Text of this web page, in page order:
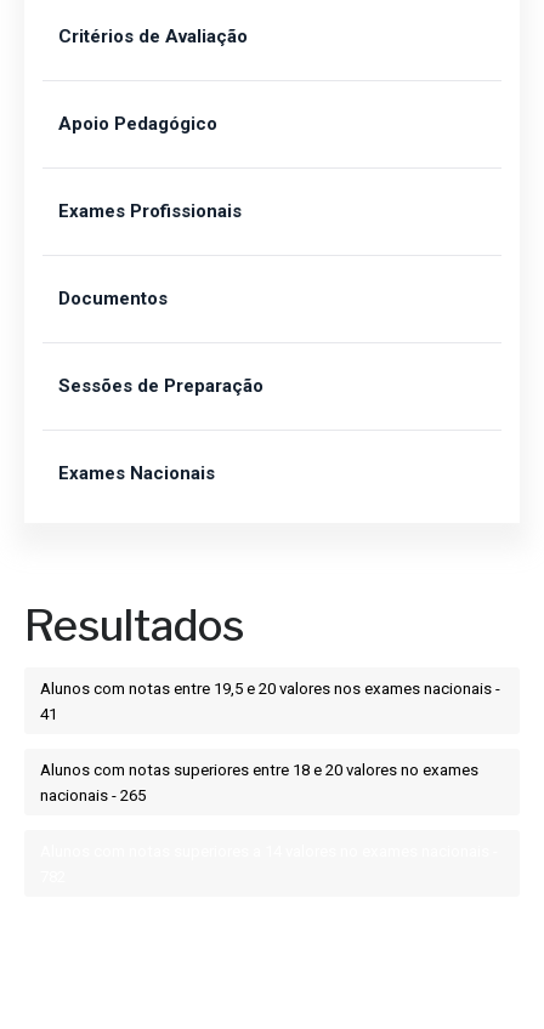
Resultados
Alunos com notas entre 19,5 e 20 valores nos exames nacionais -
41
Alunos com notas superiores entre 18 e 20 valores no exames
nacionais - 265
Critérios de Avaliação
Apoio Pedagógico
Exames Profissionais
Documentos
Sessões de Preparação
Exames Nacionais